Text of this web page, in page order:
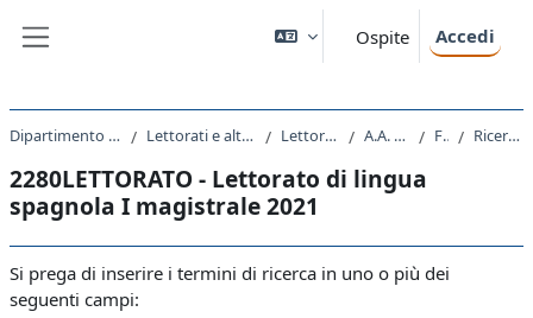
Ospite Accedi
Dipartimento di Studi Umanistici Lettorati e altre attivita' didattiche Lettorati - Lettorati A.A. 2021 - 2022 Forum Ricerca avanzata
2280LETTORATO - Lettorato di lingua
spagnola I magistrale 2021
Si prega di inserire i termini di ricerca in uno o più dei
seguenti campi: